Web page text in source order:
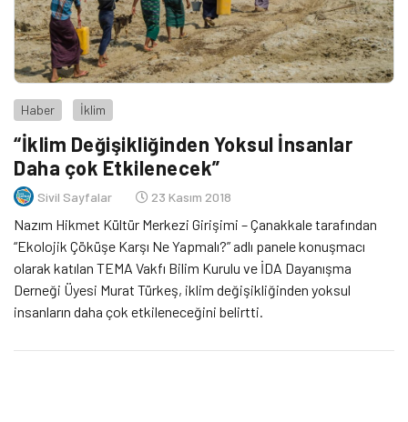
Haber İklim
“İklim Değişikliğinden Yoksul İnsanlar
Daha çok Etkilenecek”
Sivil Sayfalar 23 Kasım 2018
Nazım Hikmet Kültür Merkezi Girişimi – Çanakkale tarafından
“Ekolojik Çöküşe Karşı Ne Yapmalı?” adlı panele konuşmacı
olarak katılan TEMA Vakfı Bilim Kurulu ve İDA Dayanışma
Derneği Üyesi Murat Türkeş, iklim değişikliğinden yoksul
insanların daha çok etkileneceğini belirtti.